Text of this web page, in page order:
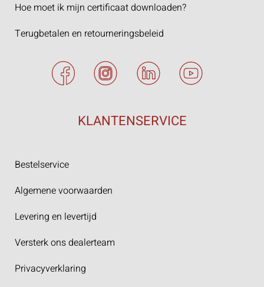
Hoe moet ik mijn certificaat downloaden?
Terugbetalen en retourneringsbeleid
KLANTENSERVICE
Bestelservice
Algemene voorwaarden
Levering en levertijd
Versterk ons dealerteam
Privacyverklaring